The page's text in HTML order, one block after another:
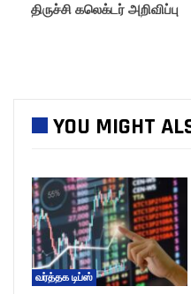
திருச்சி கலெக்டர் அறிவிப்பு
YOU MIGHT
வர்த்தக டிப்ஸ்